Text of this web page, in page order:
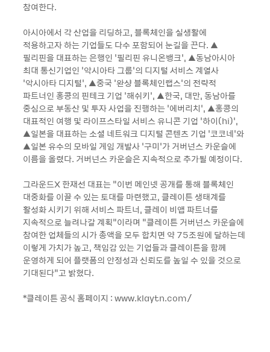
참여한다.
아시아에서 각 산업을 리딩하고, 블록체인을 실생활에
적용하고자 하는 기업들도 다수 포함되어 눈길을 끈다. ▲
필리핀을 대표하는 은행인 ‘필리핀 유니온뱅크’, ▲동남아시아
최대 통신기업인 ‘악시아타 그룹’의 디지털 서비스 계열사
‘악시아타 디지털’, ▲중국 '완샹 블록체인랩스'의 전략적
파트너인 홍콩의 핀테크 기업 '해쉬키', ▲한국, 대만, 동남아를
중심으로 부동산 및 투자 사업을 진행하는 ‘에버리치’, ▲홍콩의
대표적인 여행 및 라이프스타일 서비스 유니콘 기업 ‘하이(hi)’,
▲일본을 대표하는 소셜 네트워크 디지털 콘텐츠 기업 ‘코코네’와
▲일본 유수의 모바일 게임 개발사 ‘구미’가 거버넌스 카운슬에
이름을 올렸다. 거버넌스 카운슬은 지속적으로 추가될 예정이다.
그라운드X 한재선 대표는 “이번 메인넷 공개를 통해 블록체인
대중화를 이끌 수 있는 토대를 마련했고, 클레이튼 생태계를
활성화 시키기 위해 서비스 파트너, 클레이 비앱 파트너를
지속적으로 늘려나갈 계획”이라며 “클레이튼 거버넌스 카운슬에
참여한 업체들의 시가 총액을 모두 합치면 약 75조원에 달하는데
이렇게 가치가 높고, 책임감 있는 기업들과 클레이튼을 함께
운영하게 되어 플랫폼의 안정성과 신뢰도를 높일 수 있을 것으로
기대된다”고 밝혔다.
*클레이튼 공식 홈페이지 : www.klaytn.com/